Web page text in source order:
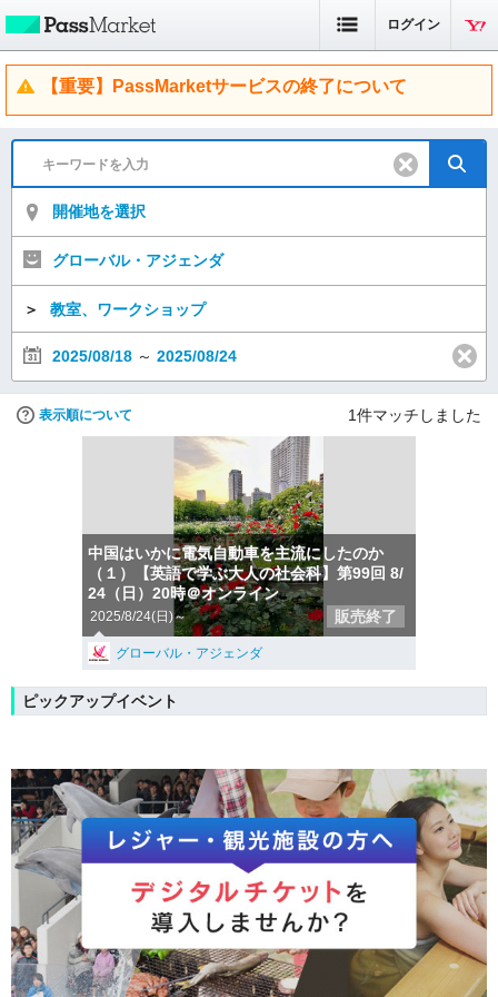
ログイン
【重要】PassMarketサービスの終了について
開催地を選択
グローバル・アジェンダ
＞ 教室、ワークショップ
2025/08/18 ～ 2025/08/24
表示順について 1件マッチしました
中国はいかに電気自動車を主流にしたのか
（１）【英語で学ぶ大人の社会科】第99回 8/
24（日）20時＠オンライン
2025/8/24(日)～ 販売終了
グローバル・アジェンダ
ピックアップイベント